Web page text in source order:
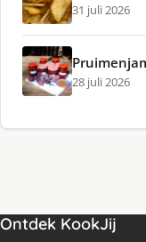
31 juli 2026
28 juli 2026
Ontdek KookJij